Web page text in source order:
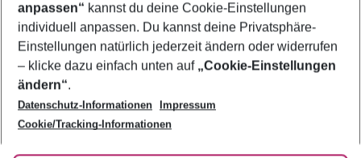
Footer
Footer navigation
Über uns
AGB
Bestpreisgarantie
Cookie-Einstellungen ändern
Cookie-Richtlinie
Agenturbetreuung
Barrierefreies Reisen
Folge uns
anpassen“ kannst du deine Cookie-Einstellungen
individuell anpassen. Du kannst deine Privatsphäre-
Einstellungen natürlich jederzeit ändern oder widerrufen
– klicke dazu einfach unten auf „Cookie-Einstellungen
ändern“.
Datenschutz-Informationen
Impressum
Cookie/Tracking-Informationen